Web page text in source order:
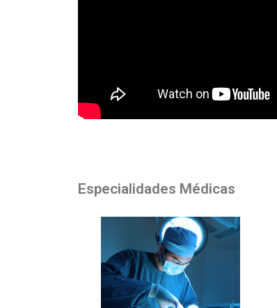
Especialidades Médicas